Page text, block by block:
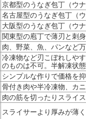
京都型のうなぎ包丁（ウナ
名古屋型のうなぎ包丁（ウ
大阪型のうなぎ包丁（ウ
関東型の庖丁で薄刃と刺
肉、野菜、魚、パンなど
冷凍物など刃こぼれしや
のものは不可。半解凍状
シンプルな作りで価格を
骨付き肉や半冷凍物、カ
肉の筋を切ったりスライ
スライサーより厚みが薄